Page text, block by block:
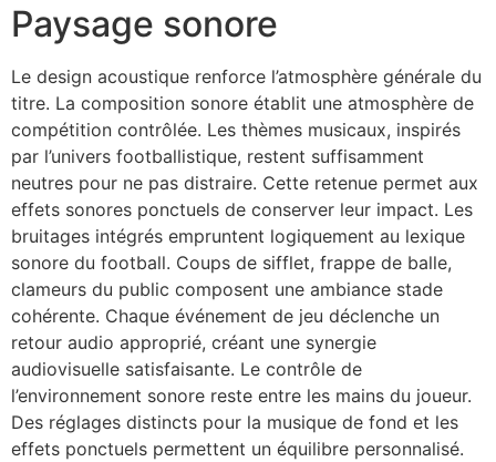
Paysage sonore
Le design acoustique renforce l’atmosphère générale du
titre. La composition sonore établit une atmosphère de
compétition contrôlée. Les thèmes musicaux, inspirés
par l’univers footballistique, restent suffisamment
neutres pour ne pas distraire. Cette retenue permet aux
effets sonores ponctuels de conserver leur impact. Les
bruitages intégrés empruntent logiquement au lexique
sonore du football. Coups de sifflet, frappe de balle,
clameurs du public composent une ambiance stade
cohérente. Chaque événement de jeu déclenche un
retour audio approprié, créant une synergie
audiovisuelle satisfaisante. Le contrôle de
l’environnement sonore reste entre les mains du joueur.
Des réglages distincts pour la musique de fond et les
effets ponctuels permettent un équilibre personnalisé.